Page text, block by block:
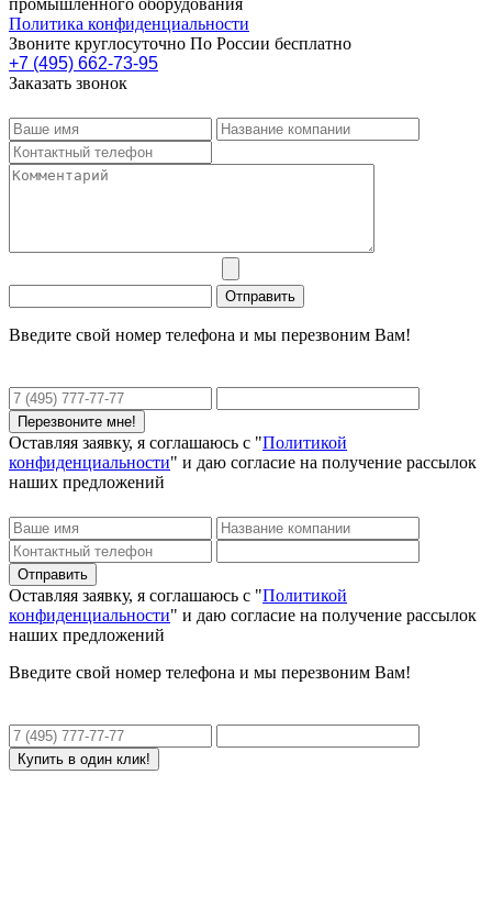
Политика конфиденциальности
Звоните круглосуточно По России бесплатно
+7 (495) 662-73-95
Заказать звонок
Введите свой номер телефона и мы перезвоним Вам!
Оставляя заявку, я соглашаюсь с "Политикой
конфиденциальности" и даю согласие на получение рассылок
наших предложений
Оставляя заявку, я соглашаюсь с "Политикой
конфиденциальности" и даю согласие на получение рассылок
наших предложений
Введите свой номер телефона и мы перезвоним Вам!